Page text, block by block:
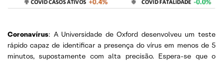
Coronavírus: A Universidade de Oxford desenvolveu um teste
rápido capaz de identificar a presença do vírus em menos de 5
minutos, supostamente com alta precisão. Espera-se que o